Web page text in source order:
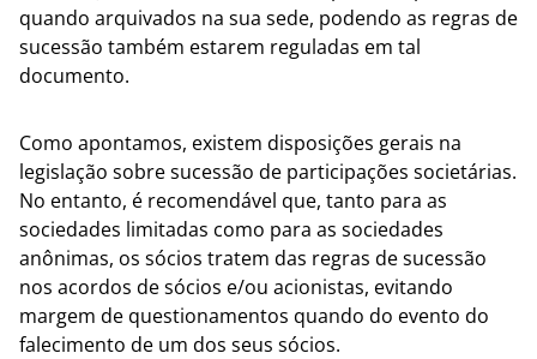
quando arquivados na sua sede, podendo as regras de
sucessão também estarem reguladas em tal
documento.
Como apontamos, existem disposições gerais na
legislação sobre sucessão de participações societárias.
No entanto, é recomendável que, tanto para as
sociedades limitadas como para as sociedades
anônimas, os sócios tratem das regras de sucessão
nos acordos de sócios e/ou acionistas, evitando
margem de questionamentos quando do evento do
falecimento de um dos seus sócios.